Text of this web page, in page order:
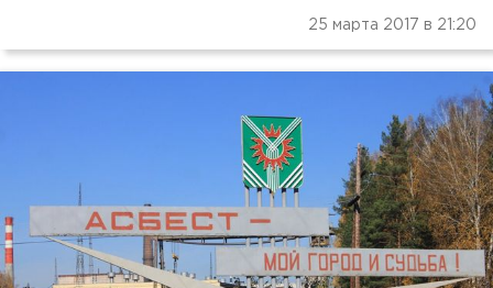
25 марта 2017 в 21:20